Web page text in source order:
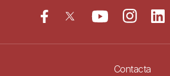
Contacta